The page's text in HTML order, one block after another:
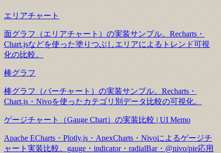
エリアチャート
面グラフ（エリアチャート）の実装サンプル。Recharts・
Chart.jsなどを使った塗りつぶしエリアによるトレンド可視
化の比較。
棒グラフ
棒グラフ（バーチャート）の実装サンプル。Recharts・
Chart.js・Nivoを使ったカテゴリ別データ比較の可視化。
ゲージチャート（Gauge Chart）の実装比較 | UI Memo
Apache ECharts・Plotly.js・ApexCharts・Nivoによるゲージチ
ャート実装比較。gauge・indicator・radialBar・@nivo/pie応用